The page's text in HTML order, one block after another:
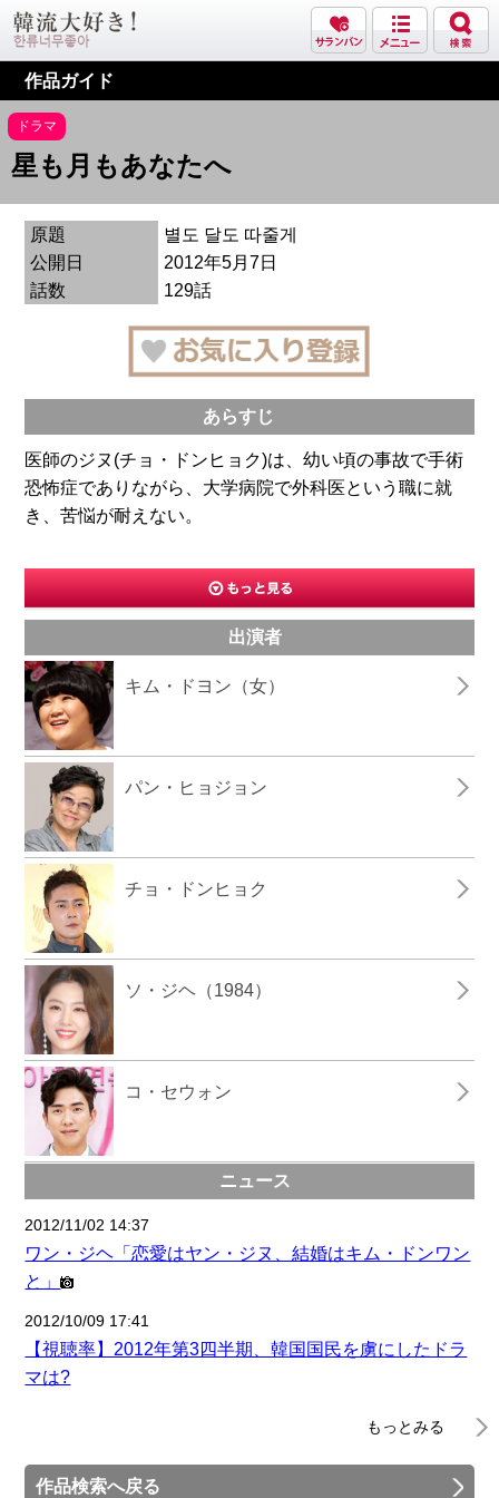
作品ガイド
ドラマ
星も月もあなたへ
原題
별도 달도 따줄게
公開日
2012年5月7日
話数
129話
あらすじ
医師のジヌ(チョ・ドンヒョク)は、幼い頃の事故で手術
恐怖症でありながら、大学病院で外科医という職に就
き、苦悩が耐えない。
出演者
キム・ドヨン（女）
パン・ヒョジョン
チョ・ドンヒョク
ソ・ジヘ（1984）
コ・セウォン
ニュース
2012/11/02 14:37
ワン・ジヘ「恋愛はヤン・ジヌ、結婚はキム・ドンワン
と」
2012/10/09 17:41
【視聴率】2012年第3四半期、韓国国民を虜にしたドラ
マは?
もっとみる
作品検索へ戻る